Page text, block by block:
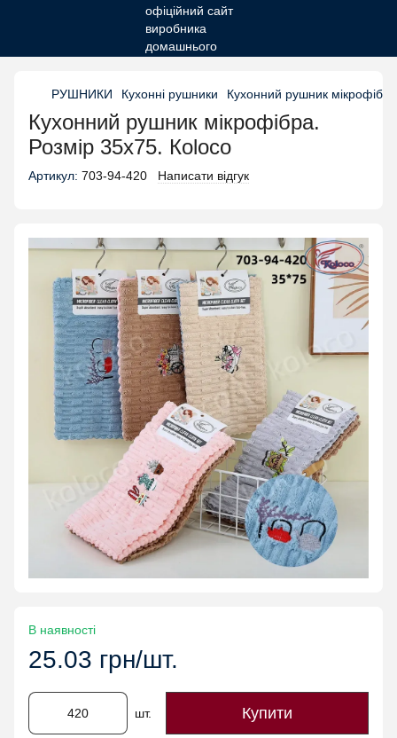
РУШНИКИ Кухонні рушники Кухонний рушник
Кухонний рушник мікрофібра.
Розмір 35х75. Кoloco
Артикул: 703-94-420 Написати відгук
В наявності
25.03 грн/шт.
шт. Купити